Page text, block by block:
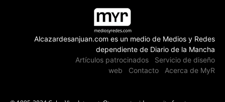
Alcazardesanjuan.com es un medio de Medios y Redes
dependiente de Diario de la Mancha
Artículos patrocinados
Servicio de diseño
web
Contacto Acerca de MyR